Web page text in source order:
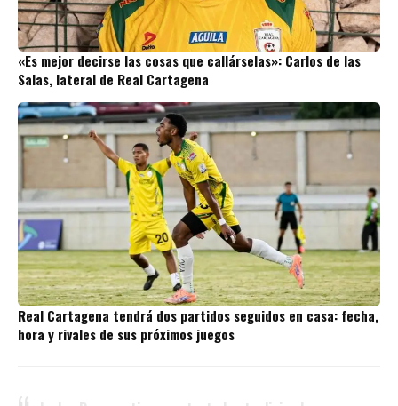
«Es mejor decirse las cosas que callárselas»: Carlos de las
Salas, lateral de Real Cartagena
Real Cartagena tendrá dos partidos seguidos en casa: fecha,
hora y rivales de sus próximos juegos